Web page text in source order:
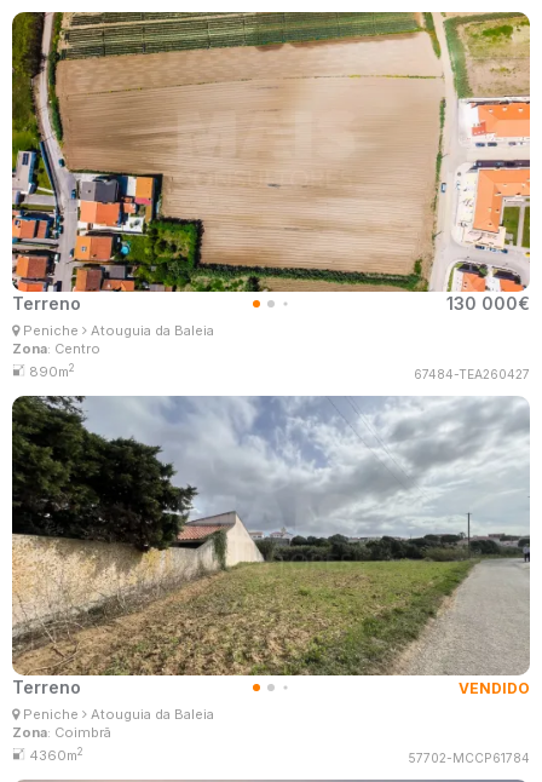
Terreno 130 000€
Peniche
Atouguia da Baleia
Zona: Centro
890m2 67484-TEA260427
Corretor Imobiliário
Terreno VENDIDO
Peniche
Atouguia da Baleia
Zona: Coimbrã
4360m2 57702-MCCP61784
Corretor Imobiliário